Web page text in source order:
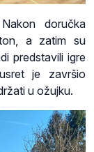
doručka
a zatim su
predstavili igre
je završio
u ožujku.